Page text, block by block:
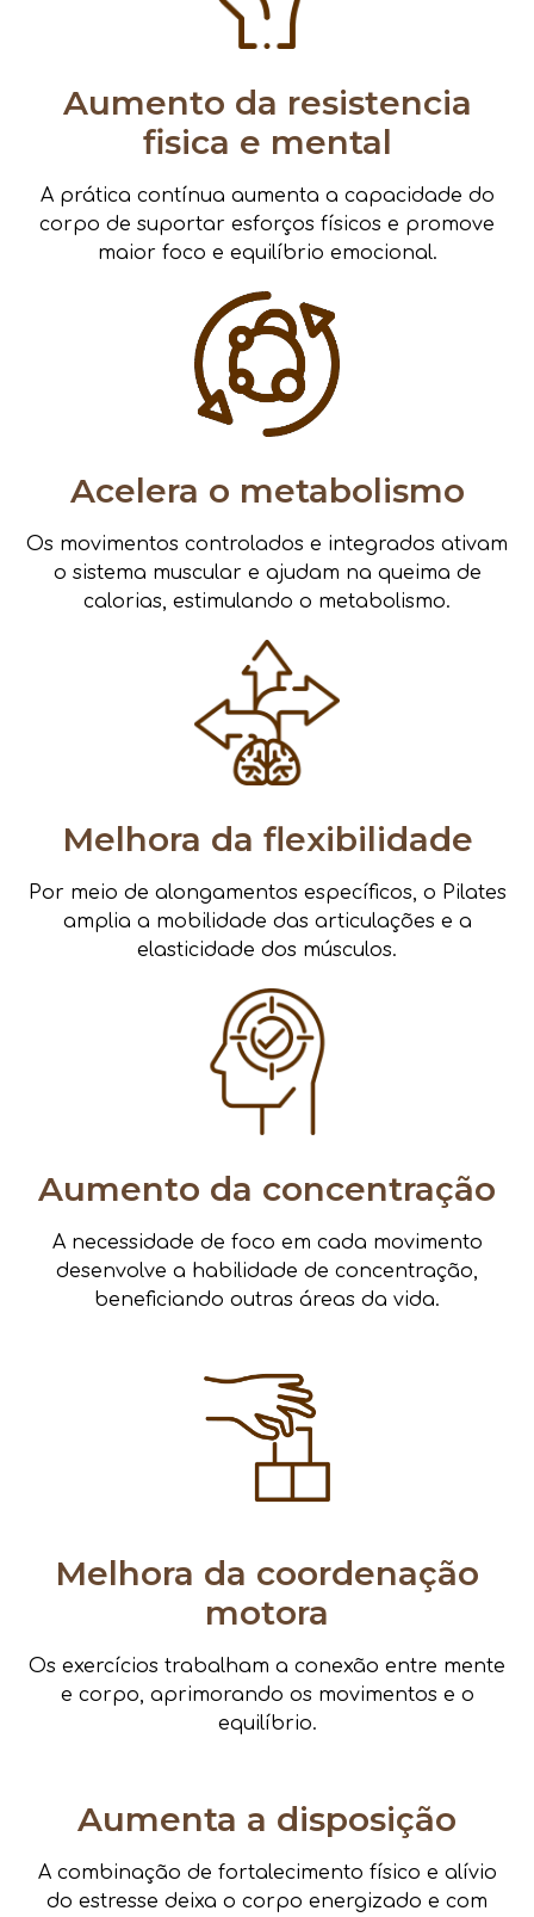
Aumento da resistencia
fisica e mental
A prática contínua aumenta a capacidade do
corpo de suportar esforços físicos e promove
maior foco e equilíbrio emocional.
Acelera o metabolismo
Os movimentos controlados e integrados ativam
o sistema muscular e ajudam na queima de
calorias, estimulando o metabolismo.
Melhora da flexibilidade
Por meio de alongamentos específicos, o Pilates
amplia a mobilidade das articulações e a
elasticidade dos músculos.
Aumento da concentração
A necessidade de foco em cada movimento
desenvolve a habilidade de concentração,
beneficiando outras áreas da vida.
Melhora da coordenação
motora
Os exercícios trabalham a conexão entre mente
e corpo, aprimorando os movimentos e o
equilíbrio.
Aumenta a disposição
A combinação de fortalecimento físico e alívio
do estresse deixa o corpo energizado e com